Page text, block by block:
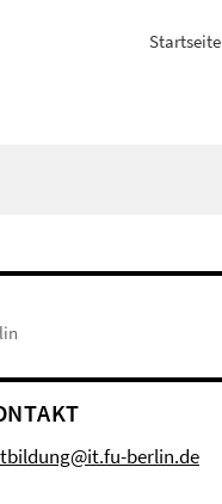
Startseite
berlin.de